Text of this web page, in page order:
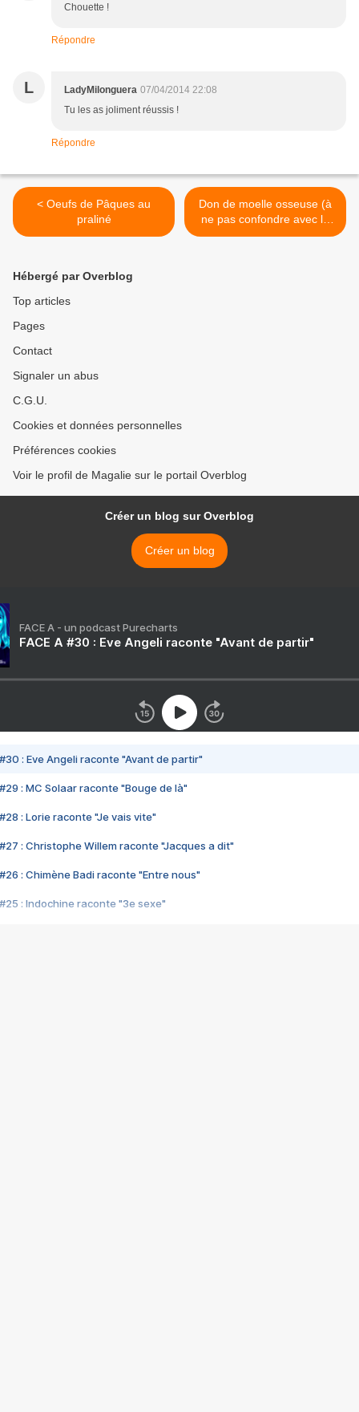
Chouette !
Répondre
L LadyMilonguera 07/04/2014 22:08
Tu les as joliment réussis !
Répondre
< Oeufs de Pâques au
praliné
Don de moelle osseuse (à
ne pas confondre avec la
moelle épinière) >
Hébergé par Overblog
Top articles
Pages
Contact
Signaler un abus
C.G.U.
Cookies et données personnelles
Préférences cookies
Voir le profil de Magalie sur le portail Overblog
Créer un blog sur Overblog
Créer un blog
FACE A - un podcast Purecharts
FACE A #30 : Eve Angeli raconte "Avant de partir"
#30 : Eve Angeli raconte "Avant de partir"
#29 : MC Solaar raconte "Bouge de là"
#28 : Lorie raconte "Je vais vite"
#27 : Christophe Willem raconte "Jacques a dit"
#26 : Chimène Badi raconte "Entre nous"
#25 : Indochine raconte "3e sexe"